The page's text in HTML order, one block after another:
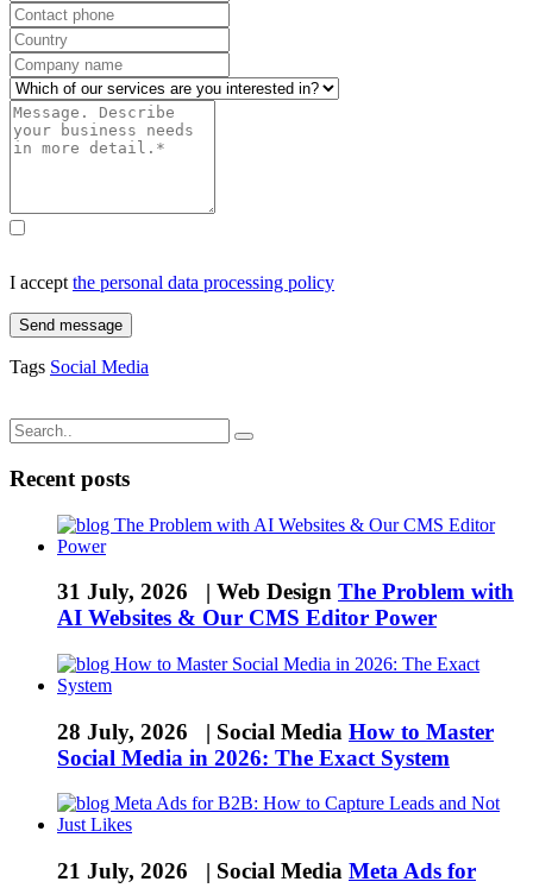
I accept the personal data processing policy
Send message
Tags Social Media
Recent posts
31 July, 2026 | Web Design The Problem with
AI Websites & Our CMS Editor Power
28 July, 2026 | Social Media How to Master
Social Media in 2026: The Exact System
21 July, 2026 | Social Media Meta Ads for